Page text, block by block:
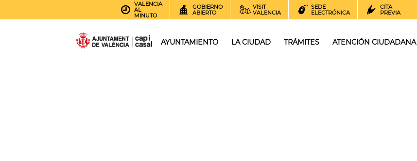
VALENCIA
AL
MINUTO
GOBIERNO
ABIERTO
VISIT
VALENCIA
SEDE
ELECTRÓNICA
CITA
PREVIA
AYUNTAMIENTO LA CIUDAD TRÁMITES ATENCIÓN CIUDADANA